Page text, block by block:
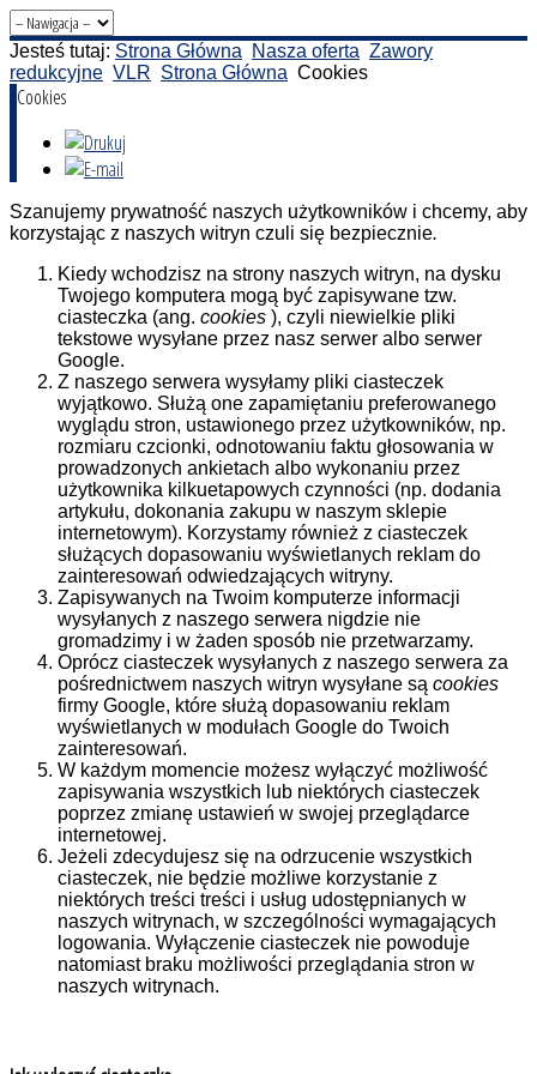
Jesteś tutaj: Strona Główna Nasza oferta Zawory
redukcyjne VLR Strona Główna Cookies
Cookies
Szanujemy prywatność naszych użytkowników i chcemy, aby
korzystając z naszych witryn czuli się bezpiecznie.
Kiedy wchodzisz na strony naszych witryn, na dysku
Twojego komputera mogą być zapisywane tzw.
ciasteczka (ang. cookies ), czyli niewielkie pliki
tekstowe wysyłane przez nasz serwer albo serwer
Google.
Z naszego serwera wysyłamy pliki ciasteczek
wyjątkowo. Służą one zapamiętaniu preferowanego
wyglądu stron, ustawionego przez użytkowników, np.
rozmiaru czcionki, odnotowaniu faktu głosowania w
prowadzonych ankietach albo wykonaniu przez
użytkownika kilkuetapowych czynności (np. dodania
artykułu, dokonania zakupu w naszym sklepie
internetowym). Korzystamy również z ciasteczek
służących dopasowaniu wyświetlanych reklam do
zainteresowań odwiedzających witryny.
Zapisywanych na Twoim komputerze informacji
wysyłanych z naszego serwera nigdzie nie
gromadzimy i w żaden sposób nie przetwarzamy.
Oprócz ciasteczek wysyłanych z naszego serwera za
pośrednictwem naszych witryn wysyłane są cookies
firmy Google, które służą dopasowaniu reklam
wyświetlanych w modułach Google do Twoich
zainteresowań.
W każdym momencie możesz wyłączyć możliwość
zapisywania wszystkich lub niektórych ciasteczek
poprzez zmianę ustawień w swojej przeglądarce
internetowej.
Jeżeli zdecydujesz się na odrzucenie wszystkich
ciasteczek, nie będzie możliwe korzystanie z
niektórych treści treści i usług udostępnianych w
naszych witrynach, w szczególności wymagających
logowania. Wyłączenie ciasteczek nie powoduje
natomiast braku możliwości przeglądania stron w
naszych witrynach.